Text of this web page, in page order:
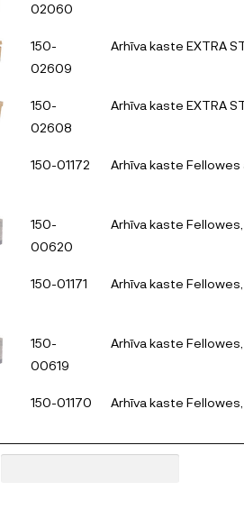
02060
150-
02609
Arhīva kaste EXTRA
150-
02608
Arhīva kaste EXTRA
150-01172 Arhīva kaste Fellowes
150-
00620
Arhīva kaste
150-01171 Arhīva kaste
150-
00619
Arhīva kaste
150-01170 Arhīva kaste